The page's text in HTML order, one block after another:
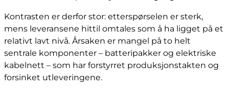
Kontrasten er derfor stor: etterspørselen er sterk,
mens leveransene hittil omtales som å ha ligget på et
relativt lavt nivå. Årsaken er mangel på to helt
sentrale komponenter – batteripakker og elektriske
kabelnett – som har forstyrret produksjonstakten og
forsinket utleveringene.